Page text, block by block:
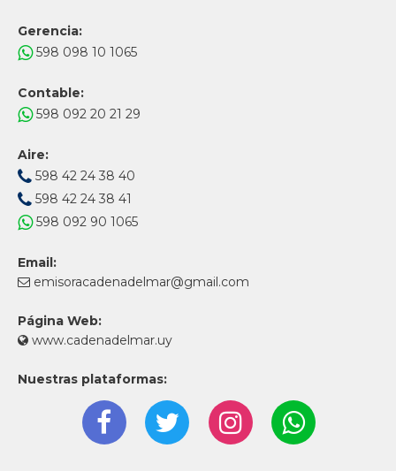
Gerencia:
598 098 10 1065
Contable:
598 092 20 21 29
Aire:
598 42 24 38 40
598 42 24 38 41
598 092 90 1065
Email:
emisoracadenadelmar@gmail.com
Página Web:
www.cadenadelmar.uy
Nuestras plataformas: